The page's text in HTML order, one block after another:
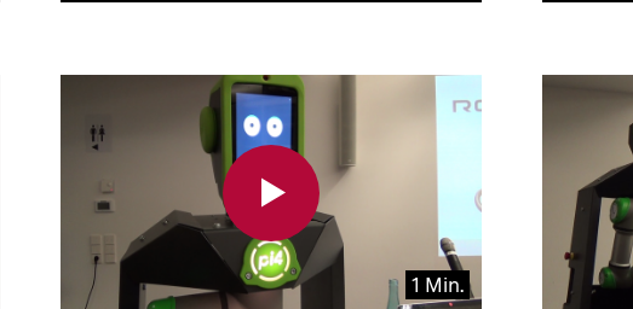
1 Min.